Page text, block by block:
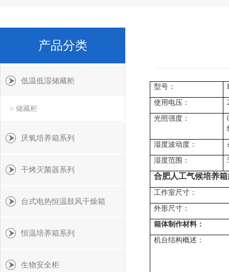
型号：
使用电压：
光照强度：
湿度波动度：
湿度范围：
合肥人工气候培养箱
工作室尺寸：
外形尺寸：
箱体制作材料：
机台结构概述：
产品分类
低温低湿储藏柜
> 储藏柜
厌氧培养箱系列
干烤灭菌器系列
台式电热恒温鼓风干燥箱
恒温培养箱系列
生物安全柜